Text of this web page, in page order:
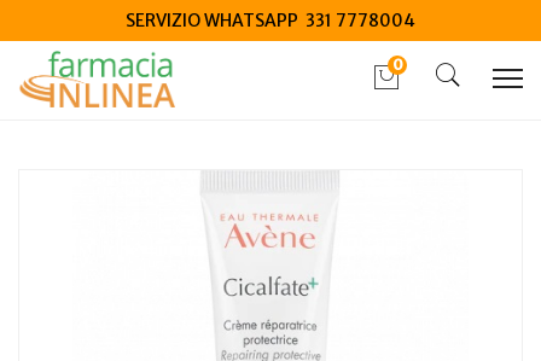
SERVIZIO WHATSAPP 331 7778004
0